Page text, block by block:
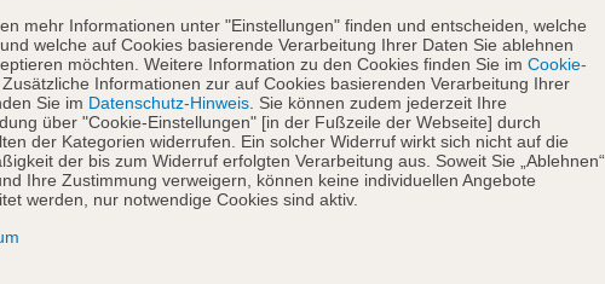
mehr Informationen unter "Einstellungen" finden und entscheiden, welche
welche auf Cookies basierende Verarbeitung Ihrer Daten Sie ablehnen
möchten. Weitere Information zu den Cookies finden Sie im Cookie-
. Zusätzliche Informationen zur auf Cookies basierenden Verarbeitung Ihrer
Sie im Datenschutz-Hinweis . Sie können zudem jederzeit Ihre
über "Cookie-Einstellungen" [in der Fußzeile der Webseite] durch
der Kategorien widerrufen. Ein solcher Widerruf wirkt sich nicht auf die
der bis zum Widerruf erfolgten Verarbeitung aus. Soweit Sie „Ablehnen“
Ihre Zustimmung verweigern, können keine individuellen Angebote
werden, nur notwendige Cookies sind aktiv.